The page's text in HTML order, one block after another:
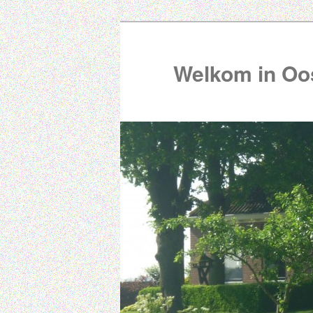
Welkom in
00:00
01:00
02:00
03:00